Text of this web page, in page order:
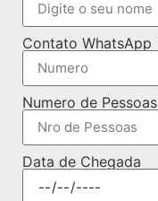
Contato WhatsApp
Numero de Pessoas
Data de Chegada